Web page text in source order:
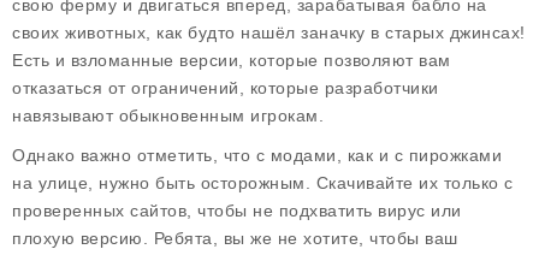
свою ферму и двигаться вперед, зарабатывая бабло на
своих животных, как будто нашёл заначку в старых джинсах!
Есть и взломанные версии, которые позволяют вам
отказаться от ограничений, которые разработчики
навязывают обыкновенным игрокам.
Однако важно отметить, что с модами, как и с пирожками
на улице, нужно быть осторожным. Скачивайте их только с
проверенных сайтов, чтобы не подхватить вирус или
плохую версию. Ребята, вы же не хотите, чтобы ваш